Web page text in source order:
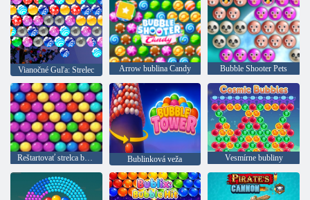
Vianočné Guľa: Strelec Arrow bublina Candy Bubble Shooter Pets
Reštartovať strelca bubliny Bublinková veža Vesmírne bubliny